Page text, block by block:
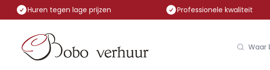
Huren tegen lage prijzen Professionele kwaliteit